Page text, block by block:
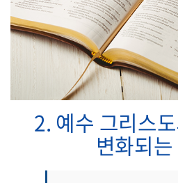
2. 예수 그리스
변화되